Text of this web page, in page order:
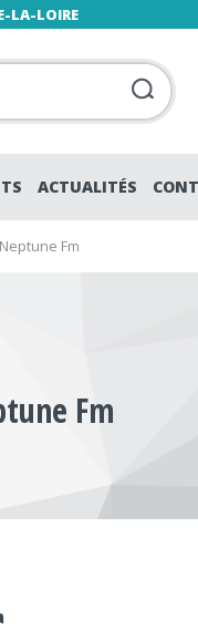
LA-LOIRE
ACTUALITÉS
Fm
Fm